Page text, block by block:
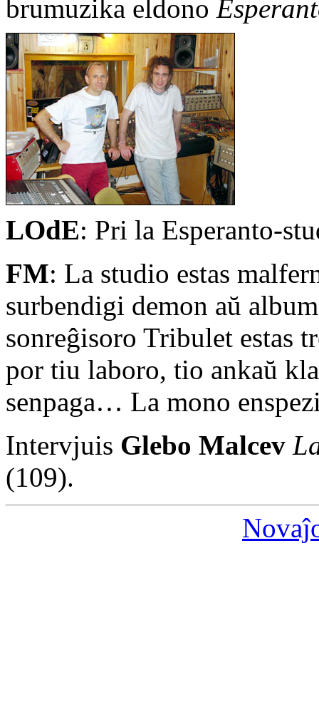
brumuzika eldono
LOdE: Pri la Esperanto-
FM: La studio estas
surbendigi demon aŭ
sonreĝisoro Tribulet estas
por tiu laboro, tio ankaŭ
senpaga… La mono
Intervjuis Glebo Malcev
(109).